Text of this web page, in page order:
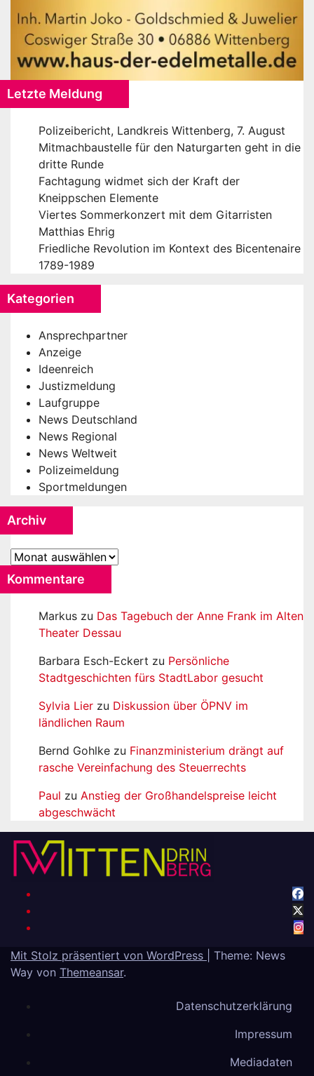
Letzte Meldung
Polizeibericht, Landkreis Wittenberg, 7. August
Mitmachbaustelle für den Naturgarten geht in die
dritte Runde
Fachtagung widmet sich der Kraft der
Kneippschen Elemente
Viertes Sommerkonzert mit dem Gitarristen
Matthias Ehrig
Friedliche Revolution im Kontext des Bicentenaire
1789-1989
Kategorien
Ansprechpartner
Anzeige
Ideenreich
Justizmeldung
Laufgruppe
News Deutschland
News Regional
News Weltweit
Polizeimeldung
Sportmeldungen
Archiv
Archiv
Kommentare
Markus zu Das Tagebuch der Anne Frank im Alten
Theater Dessau
Barbara Esch-Eckert zu Persönliche
Stadtgeschichten fürs StadtLabor gesucht
Sylvia Lier zu Diskussion über ÖPNV im
ländlichen Raum
Bernd Gohlke zu Finanzministerium drängt auf
rasche Vereinfachung des Steuerrechts
Paul zu Anstieg der Großhandelspreise leicht
abgeschwächt
Mit Stolz präsentiert von WordPress
Theme: News
Way von Themeansar.
Datenschutzerklärung
Impressum
Mediadaten